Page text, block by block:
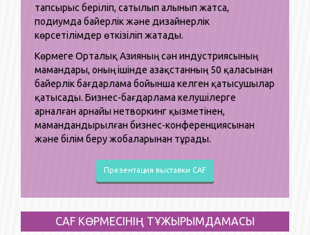
тапсырыс беріліп, сатылып алынып жатса,
подиумда байерлік және дизайнерлік
көрсетілімдер өткізіліп жатады.
Көрмеге Орталық Азияның сән индустриясының
мамандары, оның ішінде Қазақстанның 50 қаласынан
байерлік бағдарлама бойынша келген қатысушылар
қатысады. Бизнес-бағдарлама келушілерге
арналған арнайы нетворкинг қызметінен,
мамандандырылған бизнес-конференциясынан
және білім беру жобаларынан тұрады.
Презентация выставки CAF
CAF КӨРМЕСІНІҢ ТҰЖЫРЫМДАМАСЫ